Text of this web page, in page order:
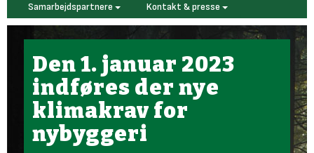
Samarbejdspartnere
Kontakt & presse
Den 1. januar 2023
indføres der nye
klimakrav for
nybyggeri